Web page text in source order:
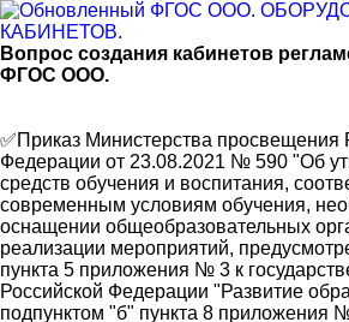
Вопрос создания кабинетов
ФГОС ООО.
✅Приказ Министерства просвещения
Федерации от 23.08.2021 № 590 "Об
средств обучения и воспитания,
современным условиям обучения,
оснащении общеобразовательных
реализации мероприятий,
пункта 5 приложения № 3 к
Российской Федерации "Развитие
подпунктом "б" пункта 8 приложения